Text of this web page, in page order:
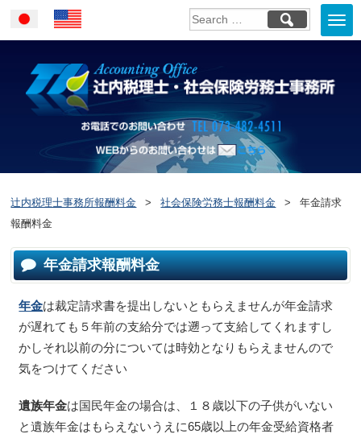
JapaneseEnglish
お電話でのお
WEBからのお問い合わせはこ
辻内税理士事務所報酬料金 > 社会保険労務士報酬料金 >
年金請求
報酬料金
年金請求報酬料金
年金は裁定請求書を提出しないともらえませんが年金請求
が遅れても５年前の支給分では遡って支給してくれますし
かしそれ以前の分については時効となりもらえませんので
気をつけてください
遺族年金は国民年金の場合は、１８歳以下の子供がいない
と遺族年金はもらえないうえに65歳以上の年金受給資格者